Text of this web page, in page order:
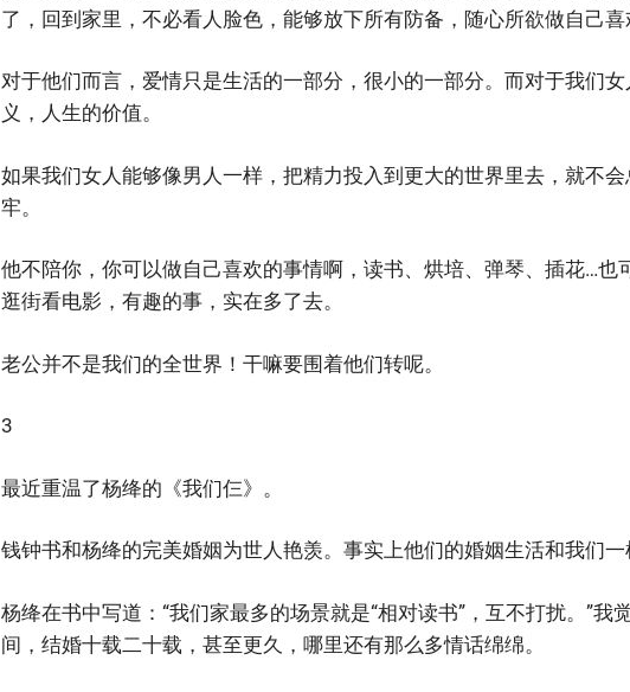
了，回到家里，不必看人脸色，能够放下所有防备，随心所欲做自己喜
对于他们而言，爱情只是生活的一部分，很小的一部分。而对于我们
义，人生的价值。
如果我们女人能够像男人一样，把精力投入到更大的世界里去，就不
牢。
他不陪你，你可以做自己喜欢的事情啊，读书、烘培、弹琴、插花…也
逛街看电影，有趣的事，实在多了去。
老公并不是我们的全世界！干嘛要围着他们转呢。
3
最近重温了杨绛的《我们仨》。
钱钟书和杨绛的完美婚姻为世人艳羡。事实上他们的婚姻生活和我们一
杨绛在书中写道：“我们家最多的场景就是“相对读书”，互不打扰。”我
间，结婚十载二十载，甚至更久，哪里还有那么多情话绵绵。